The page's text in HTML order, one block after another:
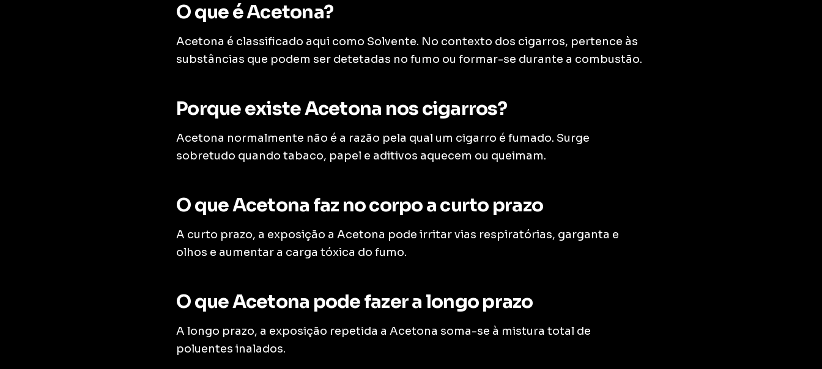
O que é Acetona?
Acetona é classificado aqui como Solvente. No contexto dos cigarros, pertence às
substâncias que podem ser detetadas no fumo ou formar-se durante a combustão.
Porque existe Acetona nos cigarros?
Acetona normalmente não é a razão pela qual um cigarro é fumado. Surge
sobretudo quando tabaco, papel e aditivos aquecem ou queimam.
O que Acetona faz no corpo a curto prazo
A curto prazo, a exposição a Acetona pode irritar vias respiratórias, garganta e
olhos e aumentar a carga tóxica do fumo.
O que Acetona pode fazer a longo prazo
A longo prazo, a exposição repetida a Acetona soma-se à mistura total de
poluentes inalados.